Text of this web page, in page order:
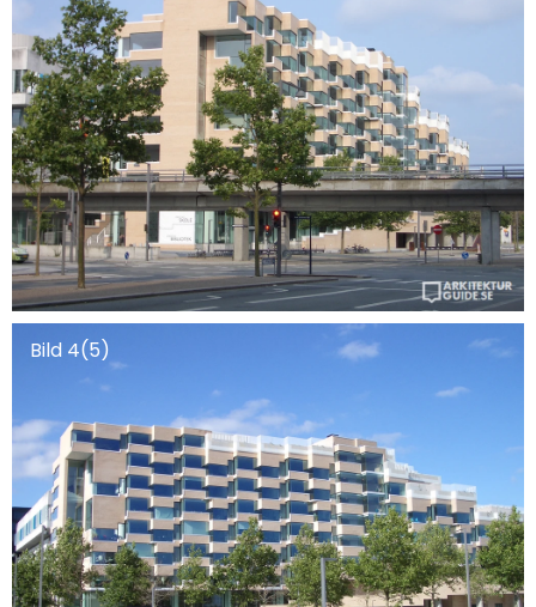
Bild 4(5)